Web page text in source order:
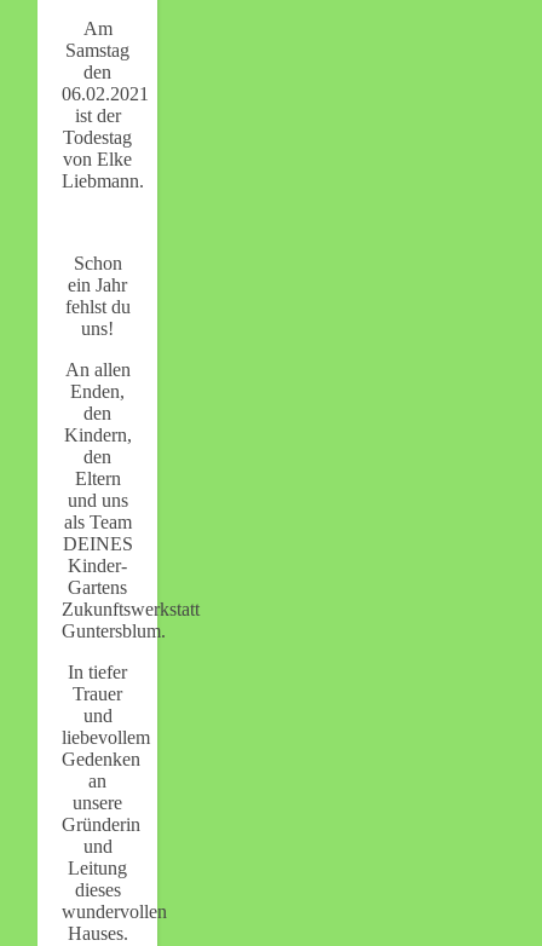
Am
Samstag
den
06.02.2021
ist der
Todestag
von Elke
Liebmann.
Schon
ein Jahr
fehlst du
uns!
An allen
Enden,
den
Kindern,
den
Eltern
und uns
als Team
DEINES
Kinder-
Gartens
Zukunftswerkstatt
Guntersblum.
In tiefer
Trauer
und
liebevollem
Gedenken
an
unsere
Gründerin
und
Leitung
dieses
wundervollen
Hauses.